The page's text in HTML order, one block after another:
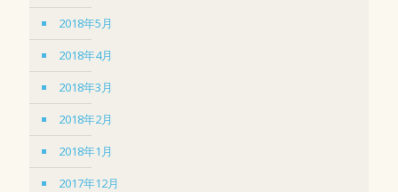
2018年5月
2018年4月
2018年3月
2018年2月
2018年1月
2017年12月